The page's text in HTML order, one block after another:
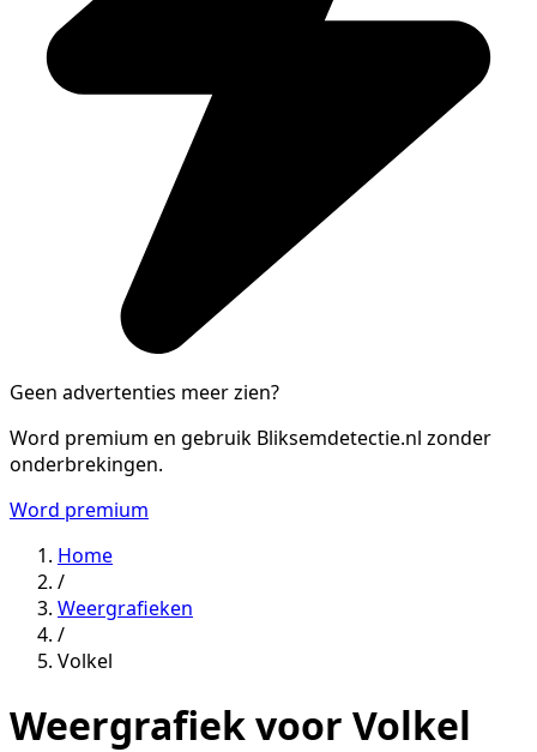
Geen advertenties meer zien?
Word premium en gebruik Bliksemdetectie.nl zonder
onderbrekingen.
Word premium
Home
/
Weergrafieken
/
Volkel
Weergrafiek voor Volkel